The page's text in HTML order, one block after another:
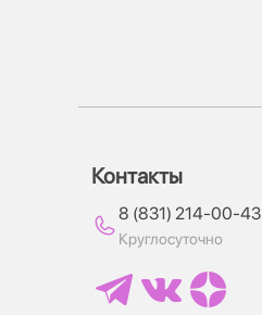
Контакты
8 (831) 214-00-43
Круглосуточно